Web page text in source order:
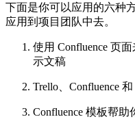
下面是你可以应用的六种
应用到项目团队中去。
使用 Confluence 页
示文稿
Trello、Confluence
Confluence 模板帮